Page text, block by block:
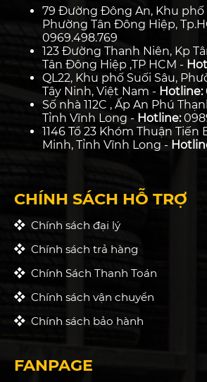
79 Đường Đông An, Khu phố
Phường Tân Đông Hiệp,
0969.498.769
123 Đường Thanh Niên, Kp
Tân Đông Hiệp ,TP HCM -
QL22, Khu phố Suối Sâu,
Tây Ninh, Việt Nam - Hotline:
Số nhà 112C , Ấp An Phú
Tỉnh Vĩnh Long - Hotline:
1146 Tổ 23 Khóm Thuận Tiến
Minh, Tỉnh Vĩnh Long -
CHÍNH SÁCH HỖ TRỢ
Chính sách đại lý
Chính sách trả hàng
Chính Sách Thanh Toán
Chính sách vận chuyển
Chính sách bảo hành
FANPAGE